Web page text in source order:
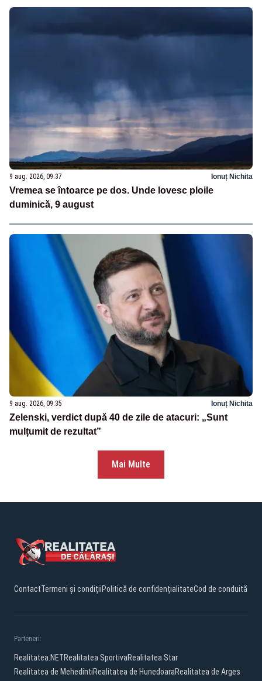
9 aug. 2026, 09:37 Ionuț Nichita
Vremea se întoarce pe dos. Unde lovesc ploile
duminică, 9 august
9 aug. 2026, 09:35 Ionuț Nichita
Zelenski, verdict după 40 de zile de atacuri: „Sunt
mulțumit de rezultat”
Mai Multe
ContactTermeni și condițiiPolitică de confidențialitateCod de conduită
Parteneri:
Realitatea.NETRealitatea SportivaRealitatea Star
Realitatea de MehedintiRealitatea de HunedoaraRealitatea de Arges